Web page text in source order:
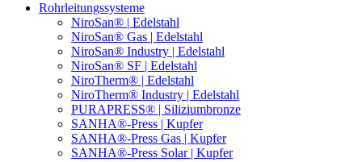
Rohrleitungssysteme
NiroSan® | Edelstahl
NiroSan® Gas | Edelstahl
NiroSan® Industry | Edelstahl
NiroSan® SF | Edelstahl
NiroTherm® | Edelstahl
NiroTherm® Industry | Edelstahl
PURAPRESS® | Siliziumbronze
SANHA®-Press | Kupfer
SANHA®-Press Gas | Kupfer
SANHA®-Press Solar | Kupfer